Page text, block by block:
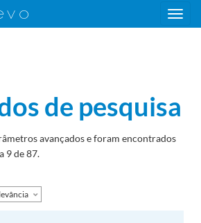
Toggle
navigation
de pesquisa
avançados e foram encontrados
9 de 87.